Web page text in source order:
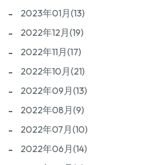
2023年01月(13)
2022年12月(19)
2022年11月(17)
2022年10月(21)
2022年09月(13)
2022年08月(9)
2022年07月(10)
2022年06月(14)